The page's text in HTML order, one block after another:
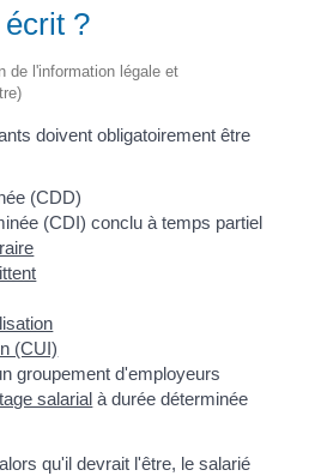
?
de l'information légale et
doivent obligatoirement être
(CDD)
(CDI) conclu à temps partiel
(CUI)
groupement d'employeurs
salarial à durée déterminée
qu'il devrait l'être, le salarié